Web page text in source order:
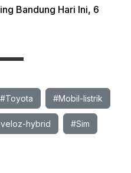
Bandung Hari Ini, 6
#Toyota #Mobil-listrik
hybrid #Sim